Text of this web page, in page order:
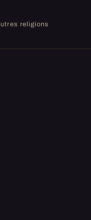
religions